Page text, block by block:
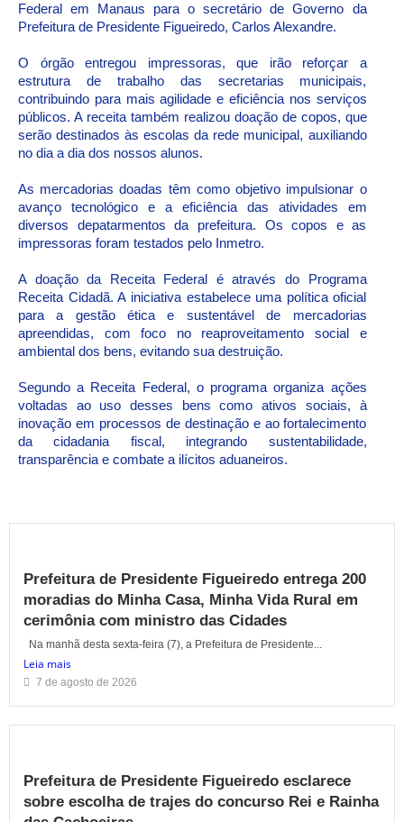
Federal em Manaus para o secretário de Governo da
Prefeitura de Presidente Figueiredo, Carlos Alexandre.
O órgão entregou impressoras, que irão reforçar a
estrutura de trabalho das secretarias municipais,
contribuindo para mais agilidade e eficiência nos serviços
públicos. A receita também realizou doação de copos, que
serão destinados às escolas da rede municipal, auxiliando
no dia a dia dos nossos alunos.
As mercadorias doadas têm como objetivo impulsionar o
avanço tecnológico e a eficiência das atividades em
diversos depatarmentos da prefeitura. Os copos e as
impressoras foram testados pelo Inmetro.
A doação da Receita Federal é através do Programa
Receita Cidadã. A iniciativa estabelece uma política oficial
para a gestão ética e sustentável de mercadorias
apreendidas, com foco no reaproveitamento social e
ambiental dos bens, evitando sua destruição.
Segundo a Receita Federal, o programa organiza ações
voltadas ao uso desses bens como ativos sociais, à
inovação em processos de destinação e ao fortalecimento
da cidadania fiscal, integrando sustentabilidade,
transparência e combate a ilícitos aduaneiros.
Prefeitura de Presidente Figueiredo entrega 200
moradias do Minha Casa, Minha Vida Rural em
cerimônia com ministro das Cidades
Na manhã desta sexta-feira (7), a Prefeitura de Presidente...
Leia mais
7 de agosto de 2026
Prefeitura de Presidente Figueiredo esclarece
sobre escolha de trajes do concurso Rei e Rainha